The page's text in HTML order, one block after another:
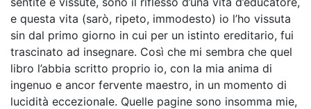
e questa vita (sarò, ripeto, immodesto) io l’ho vissuta
sin dal primo giorno in cui per un istinto ereditario, fui
trascinato ad insegnare. Così che mi sembra che quel
libro l’abbia scritto proprio io, con la mia anima di
ingenuo e ancor fervente maestro, in un momento di
lucidità eccezionale. Quelle pagine sono insomma mie,